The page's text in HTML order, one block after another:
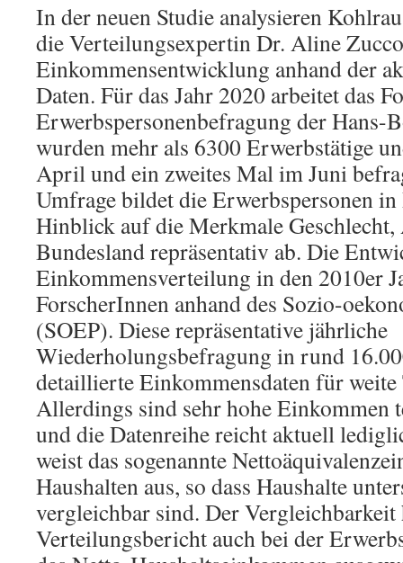
In der neuen Studie analysieren
die Verteilungsexpertin Dr. Aline
Einkommensentwicklung anhand der
Daten. Für das Jahr 2020 arbeitet das
Erwerbspersonenbefragung der
wurden mehr als 6300 Erwerbstätige
April und ein zweites Mal im Juni
Umfrage bildet die Erwerbspersonen
Hinblick auf die Merkmale
Bundesland repräsentativ ab. Die
Einkommensverteilung in den 2010er
ForscherInnen anhand des Sozio-
(SOEP). Diese repräsentative jährliche
Wiederholungsbefragung in rund
detaillierte Einkommensdaten für
Allerdings sind sehr hohe Einkommen
und die Datenreihe reicht aktuell
weist das sogenannte
Haushalten aus, so dass Haushalte
vergleichbar sind. Der
Verteilungsbericht auch bei der